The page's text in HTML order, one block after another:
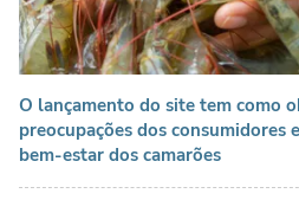
O lançamento do site tem como
preocupações dos consumidores
bem-estar dos camarões